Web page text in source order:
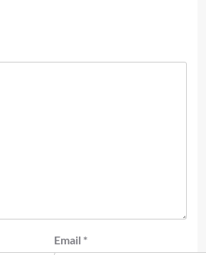
Email *